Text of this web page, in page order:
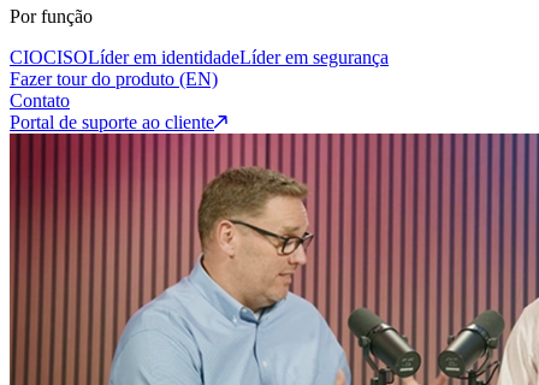
Por função
CIOCISOLíder em identidadeLíder em segurança
Fazer tour do produto (EN)
Contato
Portal de suporte ao cliente